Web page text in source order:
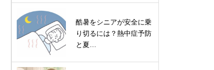
酷暑をシニアが安全に乗
り切るには？熱中症予防
と夏…